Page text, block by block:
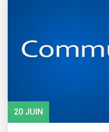
20 JUIN